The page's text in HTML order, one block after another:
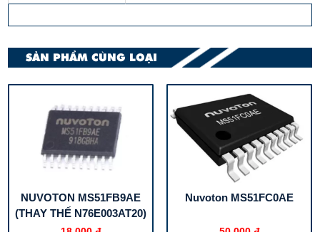
SẢN PHẨM CÙNG LOẠI
NUVOTON MS51FB9AE
(THAY THẾ N76E003AT20)
Nuvoton MS51FC0AE